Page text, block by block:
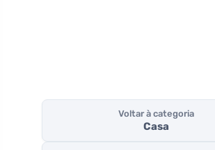
Voltar à categoria
Casa